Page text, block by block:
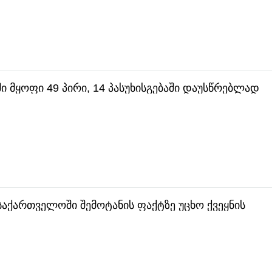
მყოფი 49 პირი, 14 პასუხისგებაში დაუსწრებლად
შემოტანის ფაქტზე უცხო ქვეყნის